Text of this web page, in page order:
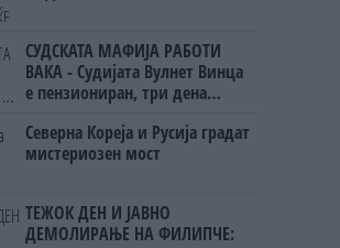
СУДСКАТА МАФИЈА РАБОТИ
ВАКА - Судијата Вулнет Винца
е пензиониран, три дена
на бизнисменот Марковски
Северна Кореја и Русија градат
мистериозен мост
ТЕЖОК ДЕН И ЈАВНО
ДЕМОЛИРАЊЕ НА ФИЛИПЧЕ: